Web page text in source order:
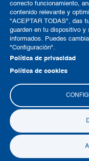
correcto funcionamiento,
contenido relevante y
"ACEPTAR TODAS", das
guarden en tu dispositivo y
informados. Puedes
"Configuración".
Política de privacidad
Política de cookies
Copyright